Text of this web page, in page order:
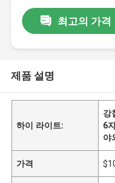
최고의 가격
제품 설명
하이 라이트:
강
6
야
가격